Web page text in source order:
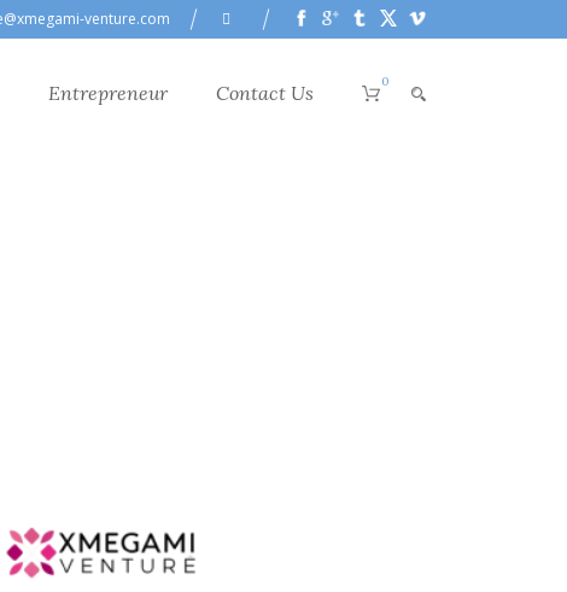
venture.com
Entrepreneur Contact Us 0